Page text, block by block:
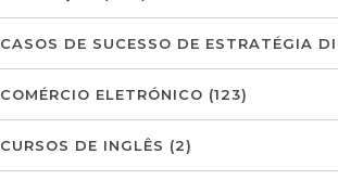
CASOS DE SUCESSO DE ESTRATÉGIA
COMÉRCIO ELETRÓNICO (123)
CURSOS DE INGLÊS (2)